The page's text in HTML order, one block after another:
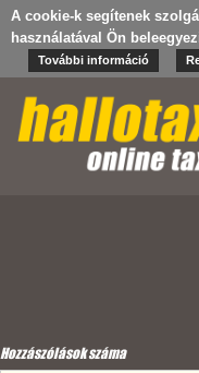
A cookie-k segítenek
használatával Ön
További információ
Hozzászólások száma